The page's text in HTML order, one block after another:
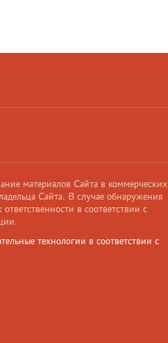
материалов Сайта в коммерческих
Сайта. В случае обнаружения
в соответствии с
технологии в соответствии с